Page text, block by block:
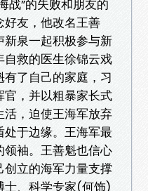
战”的失败和朋友的
友，他改名王善
泉一起积极参与新
救的医生徐锦云戏
了自己的家庭，习
，并以粗暴家长式
，迫使王海军放弃
于边缘。王海军最
袖。王善魁也信心
立的海军力量支撑
士、科学专家(何饰)